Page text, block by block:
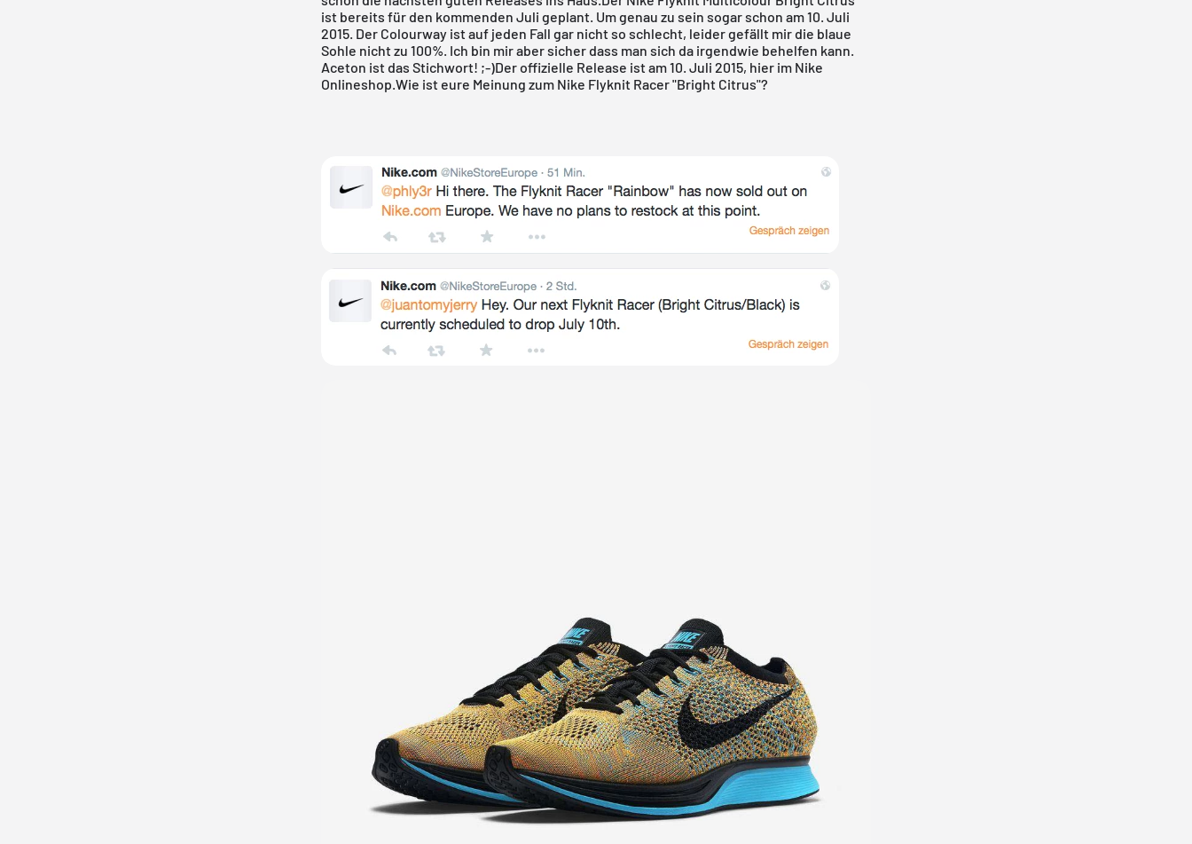
ist bereits für den kommenden Juli geplant. Um genau zu sein sogar schon am 10. Juli
2015. Der Colourway ist auf jeden Fall gar nicht so schlecht, leider gefällt mir die blaue
Sohle nicht zu 100%. Ich bin mir aber sicher dass man sich da irgendwie behelfen kann.
Aceton ist das Stichwort! ;-)Der offizielle Release ist am 10. Juli 2015, hier im Nike
Onlineshop.Wie ist eure Meinung zum Nike Flyknit Racer "Bright Citrus"?